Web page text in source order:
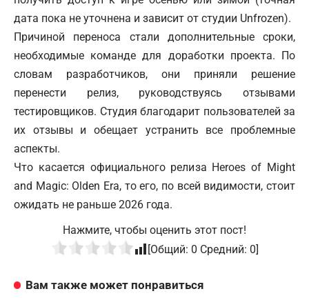
дата пока не уточнена и зависит от студии Unfrozen).
Причиной переноса стали дополнительные сроки,
необходимые команде для доработки проекта. По
словам разработчиков, они приняли решение
перенести релиз, руководствуясь отзывами
тестировщиков. Студия благодарит пользователей за
их отзывы и обещает устранить все проблемные
аспекты.
Что касается официального релиза Heroes of Might
and Magic: Olden Era, то его, по всей видимости, стоит
ожидать не раньше 2026 года.
Нажмите, чтобы оценить этот пост!
[Общий: 0 Средний: 0]
Вам также может понравиться